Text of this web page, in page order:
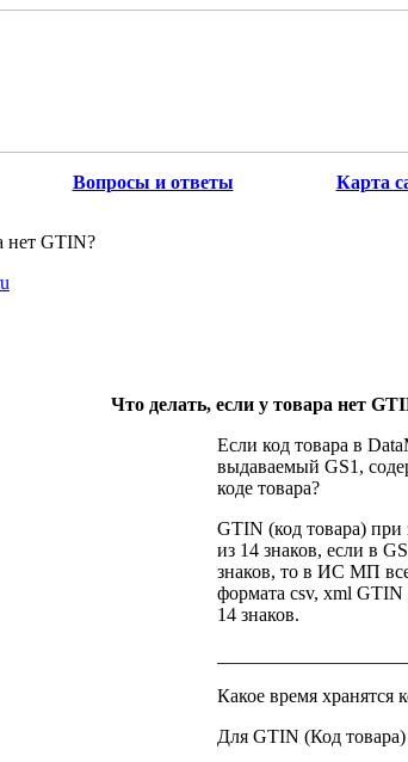
Вопросы и ответы Карта
нет GTIN?
Что делать, если у товара нет
Если код товара в
выдаваемый GS1,
коде товара?
GTIN (код товара) при
из 14 знаков, если в
знаков, то в ИС МП
формата csv, xml GTIN
14 знаков.
Какое время хранятся
Для GTIN (Код